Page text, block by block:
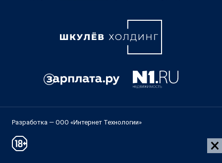
Разработка — ООО «Интернет Технологии»